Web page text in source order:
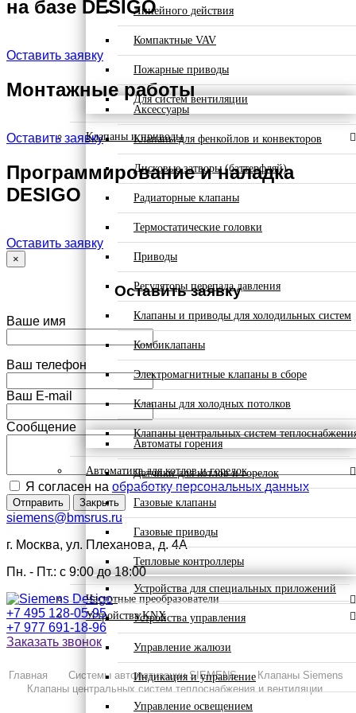
Линейного действия
Компактные VAV
Пожарные приводы
Для систем вентиляции
Клапаны и приводы
Аксессуары
Клапаны для фенкойлов и конвекторов
Дисковые затворы (баттерфляй)
Радиаторные клапаны
Термостатические головки
Приводы
Регуляторы перепада давления
Клапаны и приводы для холодильных систем
Комбиклапаны
Электромагнитные клапаны в сборе
Клапаны для холодных потолков
Клапаны центральных систем
Автоматика для котлов и горелок
Автоматы горения
Датчики для котлов и горелок
Газовые клапаны
Газовые приводы
Тепловые контроллеры
Частотные преобразователи
Устройства KNX
Устройства для специальных приложений
Устройства управления
Управление жалюзи
Индикация и управление
Управление освещением
на базе DESIGO
Оставить заявку
Монтажные работы
Оставить заявку
Программирование и наладка
DESIGO
Оставить заявку
×
Оставить заявку
Ваше имя
Ваш телефон
Ваш E-mail
Сообщение
Я согласен на обработку персональных данных
Отправить Закрыть
siemens@bmsrus.ru
г. Москва, ул. Плеханова, д. 4А
Пн. - Пт.: c 9:00 до 18:00
+7 495 128-05-95
+7 977 691-18-96
Заказать звонок
Главная Системы автоматизации SIEMENS
Клапаны Siemens
Клапаны центральных систем теплоснабжения и вентиляции